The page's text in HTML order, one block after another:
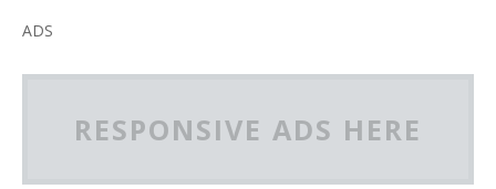
ADS
RESPONSIVE ADS HERE